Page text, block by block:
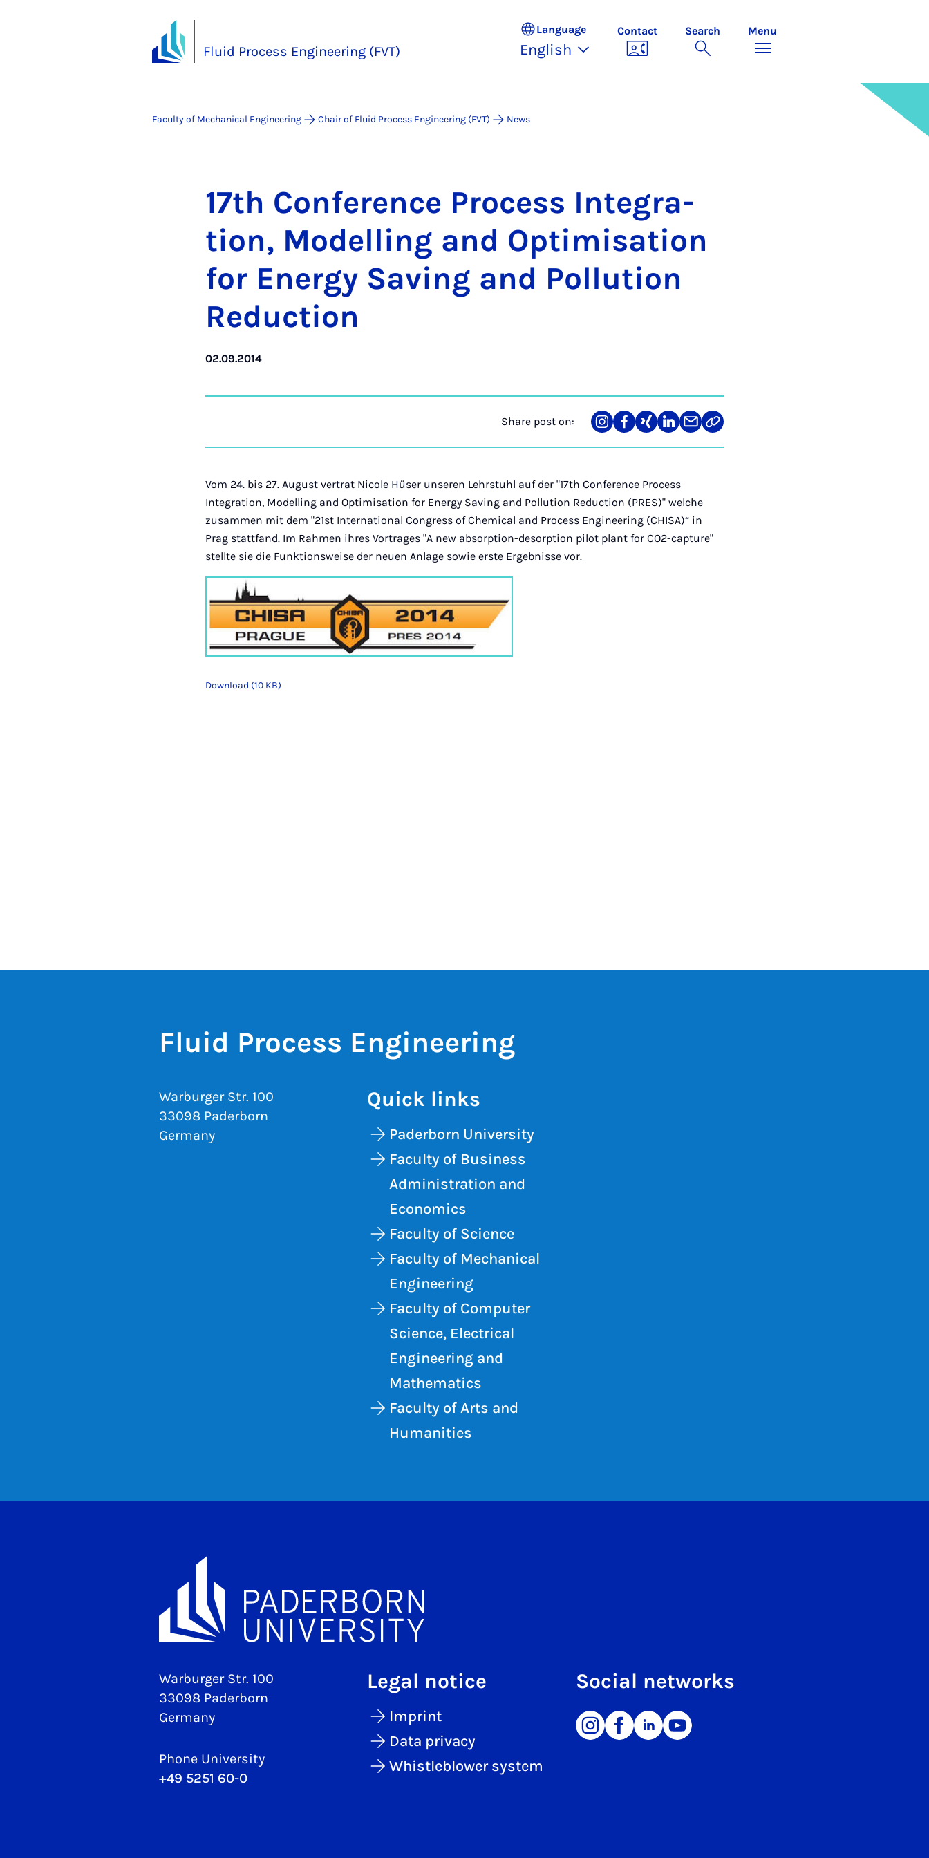
Fluid Process Engineering (FVT)
Language
English
Contact Search Menu
Faculty of Mechanical Engineering Chair of Fluid Process Engineering (FVT) News
17th Con­fer­ence Pro­cess In­teg­ra­
tion, Mod­el­ling and Op­tim­isa­tion
for En­ergy Sav­ing and Pol­lu­tion
Re­duc­tion
02.09.2014
Share post on:
Share
on
Teilen
auf
Teilen
auf
Teilen
auf
Teilen
über
Link
kopieren
Vom 24. bis 27. August vertrat Nicole Hüser unseren Lehrstuhl auf der "17th Conference Process
Integration, Modelling and Optimisation for Energy Saving and Pollution Reduction (PRES)" welche
zusammen mit dem "21st International Congress of Chemical and Process Engineering (CHISA)“ in
Prag stattfand. Im Rahmen ihres Vortrages "A new absorption-desorption pilot plant for CO2-capture"
stellte sie die Funktionsweise der neuen Anlage sowie erste Ergebnisse vor.
Download (10 KB)
Fluid Process Engineering
Warburger Str. 100
33098 Paderborn
Germany
Quick links
Paderborn University
Faculty of Business
Administration and
Economics
Faculty of Science
Faculty of Mechanical
Engineering
Faculty of Computer
Science, Electrical
Engineering and
Mathematics
Faculty of Arts and
Humanities
Warburger Str. 100
33098 Paderborn
Germany
Phone University
+49 5251 60-0
Legal notice
Imprint
Data privacy
Whistleblower system
Social networks